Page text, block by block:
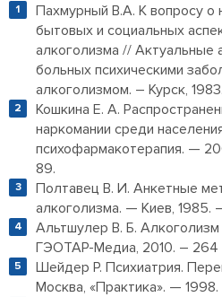
Пахмурный В.А. К вопросу о
бытовых и социальных
алкоголизма // Актуальные
больных психическими
алкоголизмом. – Курск,
Кошкина Е. А.
наркомании среди
психофармакотерапия. —
89.
Полтавец В. И. Анкетные
алкоголизма. — Киев, 1985.
Альтшулер В. Б.
ГЭОТАР-Медиа, 2010. – 264
Шейдер Р. Психиатрия.
Москва, «Практика». —